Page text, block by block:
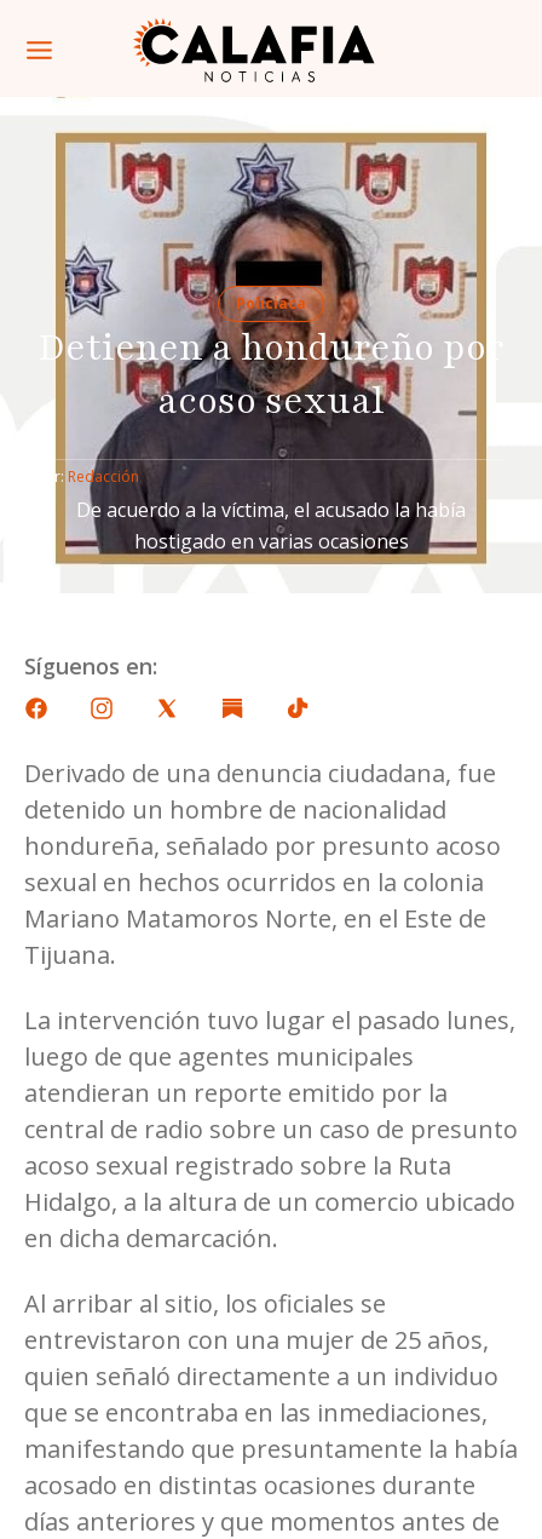
Policiaca
Detienen a hondureño por
acoso sexual
Por: Redacción
De acuerdo a la víctima, el acusado la había
hostigado en varias ocasiones
Síguenos en:
Derivado de una denuncia ciudadana, fue
detenido un hombre de nacionalidad
hondureña, señalado por presunto acoso
sexual en hechos ocurridos en la colonia
Mariano Matamoros Norte, en el Este de
Tijuana.
La intervención tuvo lugar el pasado lunes,
luego de que agentes municipales
atendieran un reporte emitido por la
central de radio sobre un caso de presunto
acoso sexual registrado sobre la Ruta
Hidalgo, a la altura de un comercio ubicado
en dicha demarcación.
Al arribar al sitio, los oficiales se
entrevistaron con una mujer de 25 años,
quien señaló directamente a un individuo
que se encontraba en las inmediaciones,
manifestando que presuntamente la había
acosado en distintas ocasiones durante
días anteriores y que momentos antes de